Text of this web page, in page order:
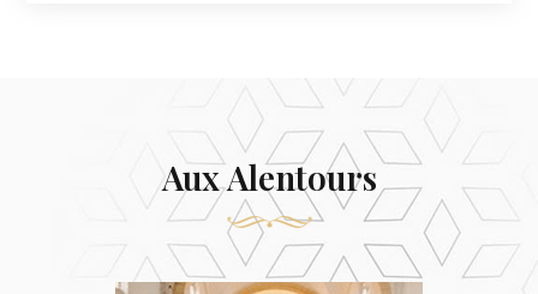
Aux Alentours